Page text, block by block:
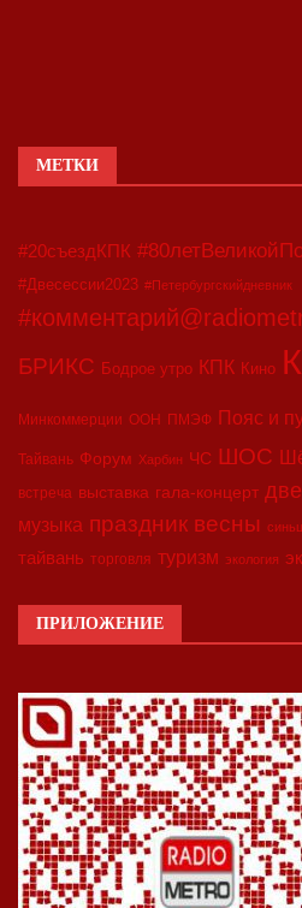
МЕТКИ
#20съездКПК
#Двесессии2023 #Петербургскийдневник
БРИКС Бодрое утро КПК Кино
Минкоммерции ООН ПМЭФ Пояс и
Тайвань Форум Харбин ЧС ШОС
встреча выставка гала-концерт
музыка праздник весны
тайвань торговля туризм экология
ПРИЛОЖЕНИЕ